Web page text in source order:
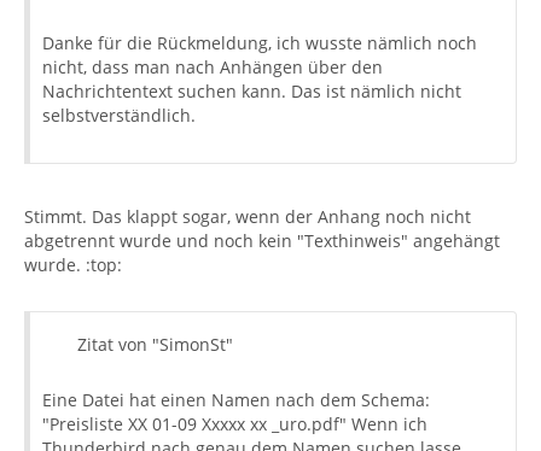
Danke für die Rückmeldung, ich wusste nämlich noch
nicht, dass man nach Anhängen über den
Nachrichtentext suchen kann. Das ist nämlich nicht
selbstverständlich.
Stimmt. Das klappt sogar, wenn der Anhang noch nicht
abgetrennt wurde und noch kein "Texthinweis" angehängt
wurde. :top:
Zitat von "SimonSt"
Eine Datei hat einen Namen nach dem Schema:
"Preisliste XX 01-09 Xxxxx xx _uro.pdf" Wenn ich